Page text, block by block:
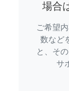
場合
ご希望
数など
と、そ
サ